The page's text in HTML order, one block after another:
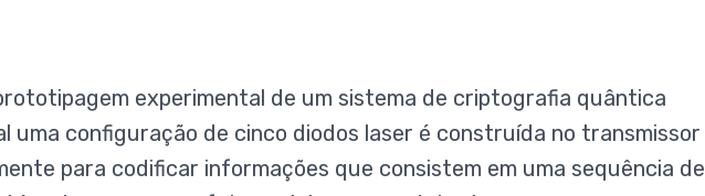
experimental de um sistema de criptografia quântica
uma configuração de cinco diodos laser é construída no transmissor
para codificar informações que consistem em uma sequência de